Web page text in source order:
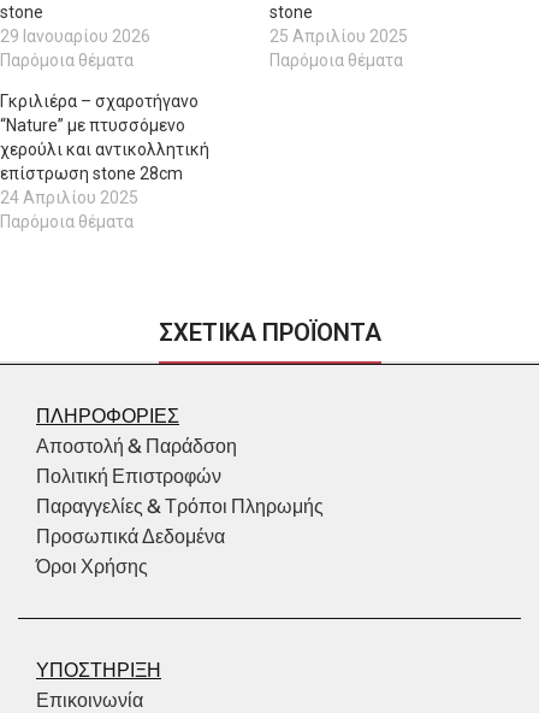
stone
29 Ιανουαρίου 2026
Παρόμοια θέματα
stone
25 Απριλίου 2025
Παρόμοια θέματα
Γκριλιέρα – σχαροτήγανο
“Nature” με πτυσσόμενο
χερούλι και αντικολλητική
επίστρωση stone 28cm
24 Απριλίου 2025
Παρόμοια θέματα
ΣΧΕΤΙΚΑ ΠΡΟΪΟΝΤΑ
ΠΛΗΡΟΦΟΡΙΕΣ
Αποστολή & Παράδσοη
Πολιτική Επιστροφών
Παραγγελίες & Τρόποι Πληρωμής
Προσωπικά Δεδομένα
Όροι Χρήσης
ΥΠΟΣΤΗΡΙΞΗ
Επικοινωνία